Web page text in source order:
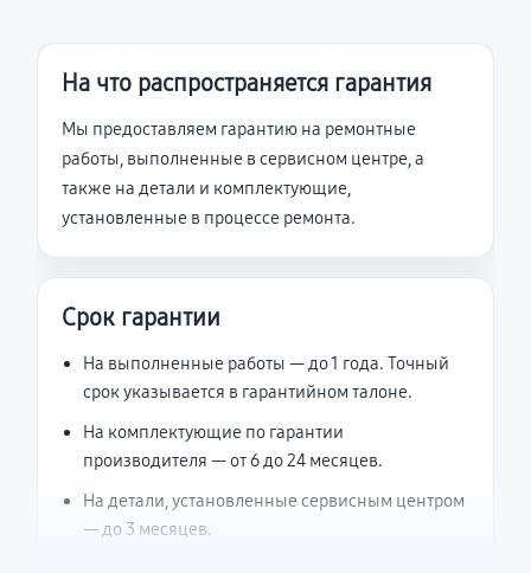
На что распространяется гарантия
Мы предоставляем гарантию на ремонтные
работы, выполненные в сервисном центре, а
также на детали и комплектующие,
установленные в процессе ремонта.
Срок гарантии
На выполненные работы — до 1 года. Точный
срок указывается в гарантийном талоне.
На комплектующие по гарантии
производителя — от 6 до 24 месяцев.
На детали, установленные сервисным центром
— до 3 месяцев.